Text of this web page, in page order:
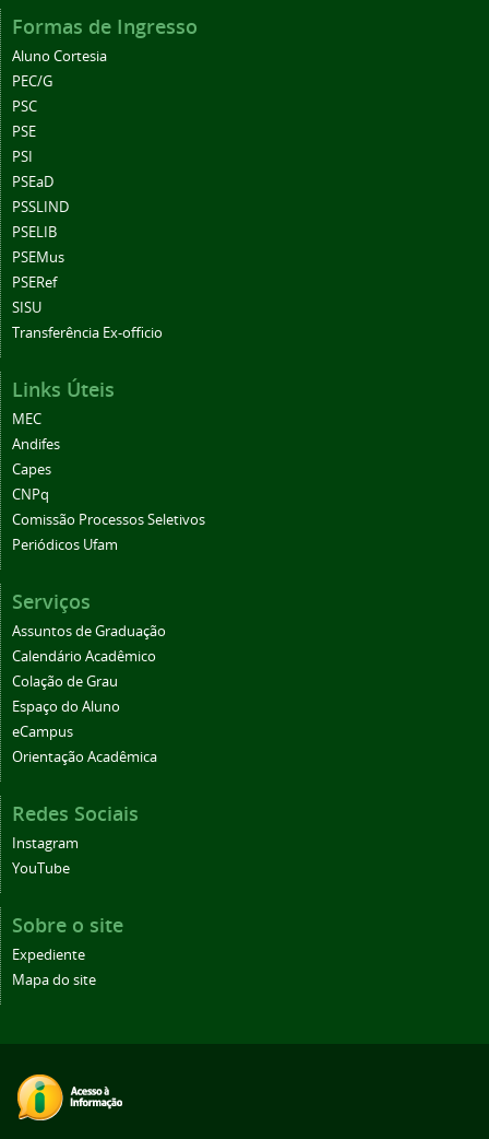
Formas de Ingresso
Aluno Cortesia
PEC/G
PSC
PSE
PSI
PSEaD
PSSLIND
PSELIB
PSEMus
PSERef
SISU
Transferência Ex-officio
Links Úteis
MEC
Andifes
Capes
CNPq
Comissão Processos Seletivos
Periódicos Ufam
Serviços
Assuntos de Graduação
Calendário Acadêmico
Colação de Grau
Espaço do Aluno
eCampus
Orientação Acadêmica
Redes Sociais
Instagram
YouTube
Sobre o site
Expediente
Mapa do site